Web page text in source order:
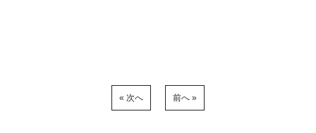
« 次へ 前へ »